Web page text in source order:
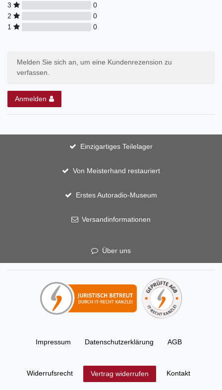
3
0
2
0
1
0
Melden Sie sich an, um eine Kundenrezension zu
verfassen.
Anmelden
Einzigartiges Teilelager
Von Meisterhand restauriert
Erstes Autoradio-Museum
Versandinformationen
Über uns
Impressum Daten­schutz­erklärung AGB
Widerrufs­recht Vertrag widerrufen Kontakt